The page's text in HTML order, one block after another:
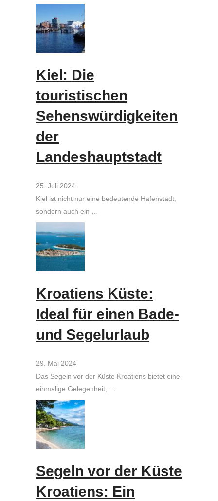
Kiel: Die
touristischen
Sehenswürdigkeiten
der
Landeshauptstadt
25. Juli 2024
Kiel ist nicht nur eine bedeutende Hafenstadt,
sondern auch ein …
Kroatiens Küste:
Ideal für einen Bade-
und Segelurlaub
29. Mai 2024
Das Segeln vor der Küste Kroatiens bietet eine
einmalige Gelegenheit, …
Segeln vor der Küste
Kroatiens: Ein